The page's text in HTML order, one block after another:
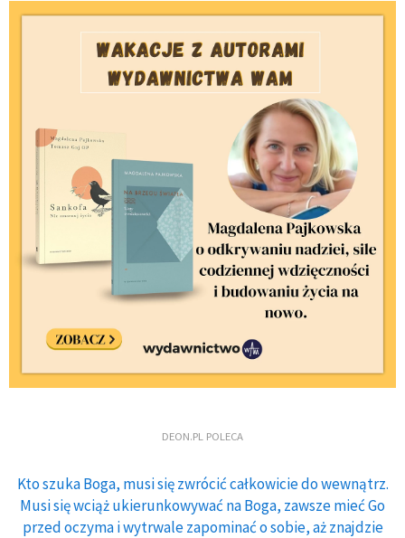
DEON.PL POLECA
Kto szuka Boga, musi się zwrócić całkowicie do wewnątrz.
Musi się wciąż ukierunkowywać na Boga, zawsze mieć Go
przed oczyma i wytrwale zapominać o sobie, aż znajdzie